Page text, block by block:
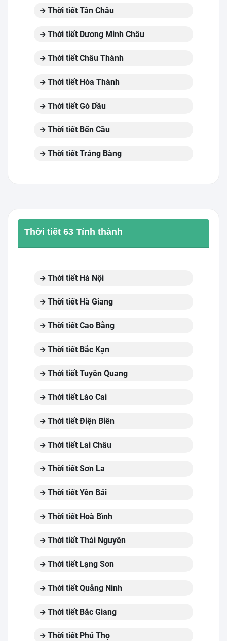
Thời tiết Tân Châu
Thời tiết Dương Minh Châu
Thời tiết Châu Thành
Thời tiết Hòa Thành
Thời tiết Gò Dầu
Thời tiết Bến Cầu
Thời tiết Trảng Bàng
Thời tiết 63 Tỉnh thành
Thời tiết Hà Nội
Thời tiết Hà Giang
Thời tiết Cao Bằng
Thời tiết Bắc Kạn
Thời tiết Tuyên Quang
Thời tiết Lào Cai
Thời tiết Điện Biên
Thời tiết Lai Châu
Thời tiết Sơn La
Thời tiết Yên Bái
Thời tiết Hoà Bình
Thời tiết Thái Nguyên
Thời tiết Lạng Sơn
Thời tiết Quảng Ninh
Thời tiết Bắc Giang
Thời tiết Phú Thọ